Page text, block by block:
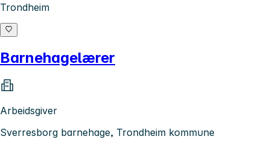
Trondheim
Barnehagelærer
Arbeidsgiver
Sverresborg barnehage, Trondheim kommune